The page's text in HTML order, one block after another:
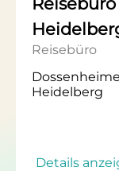
Reisebüro
Heidelberg
Details